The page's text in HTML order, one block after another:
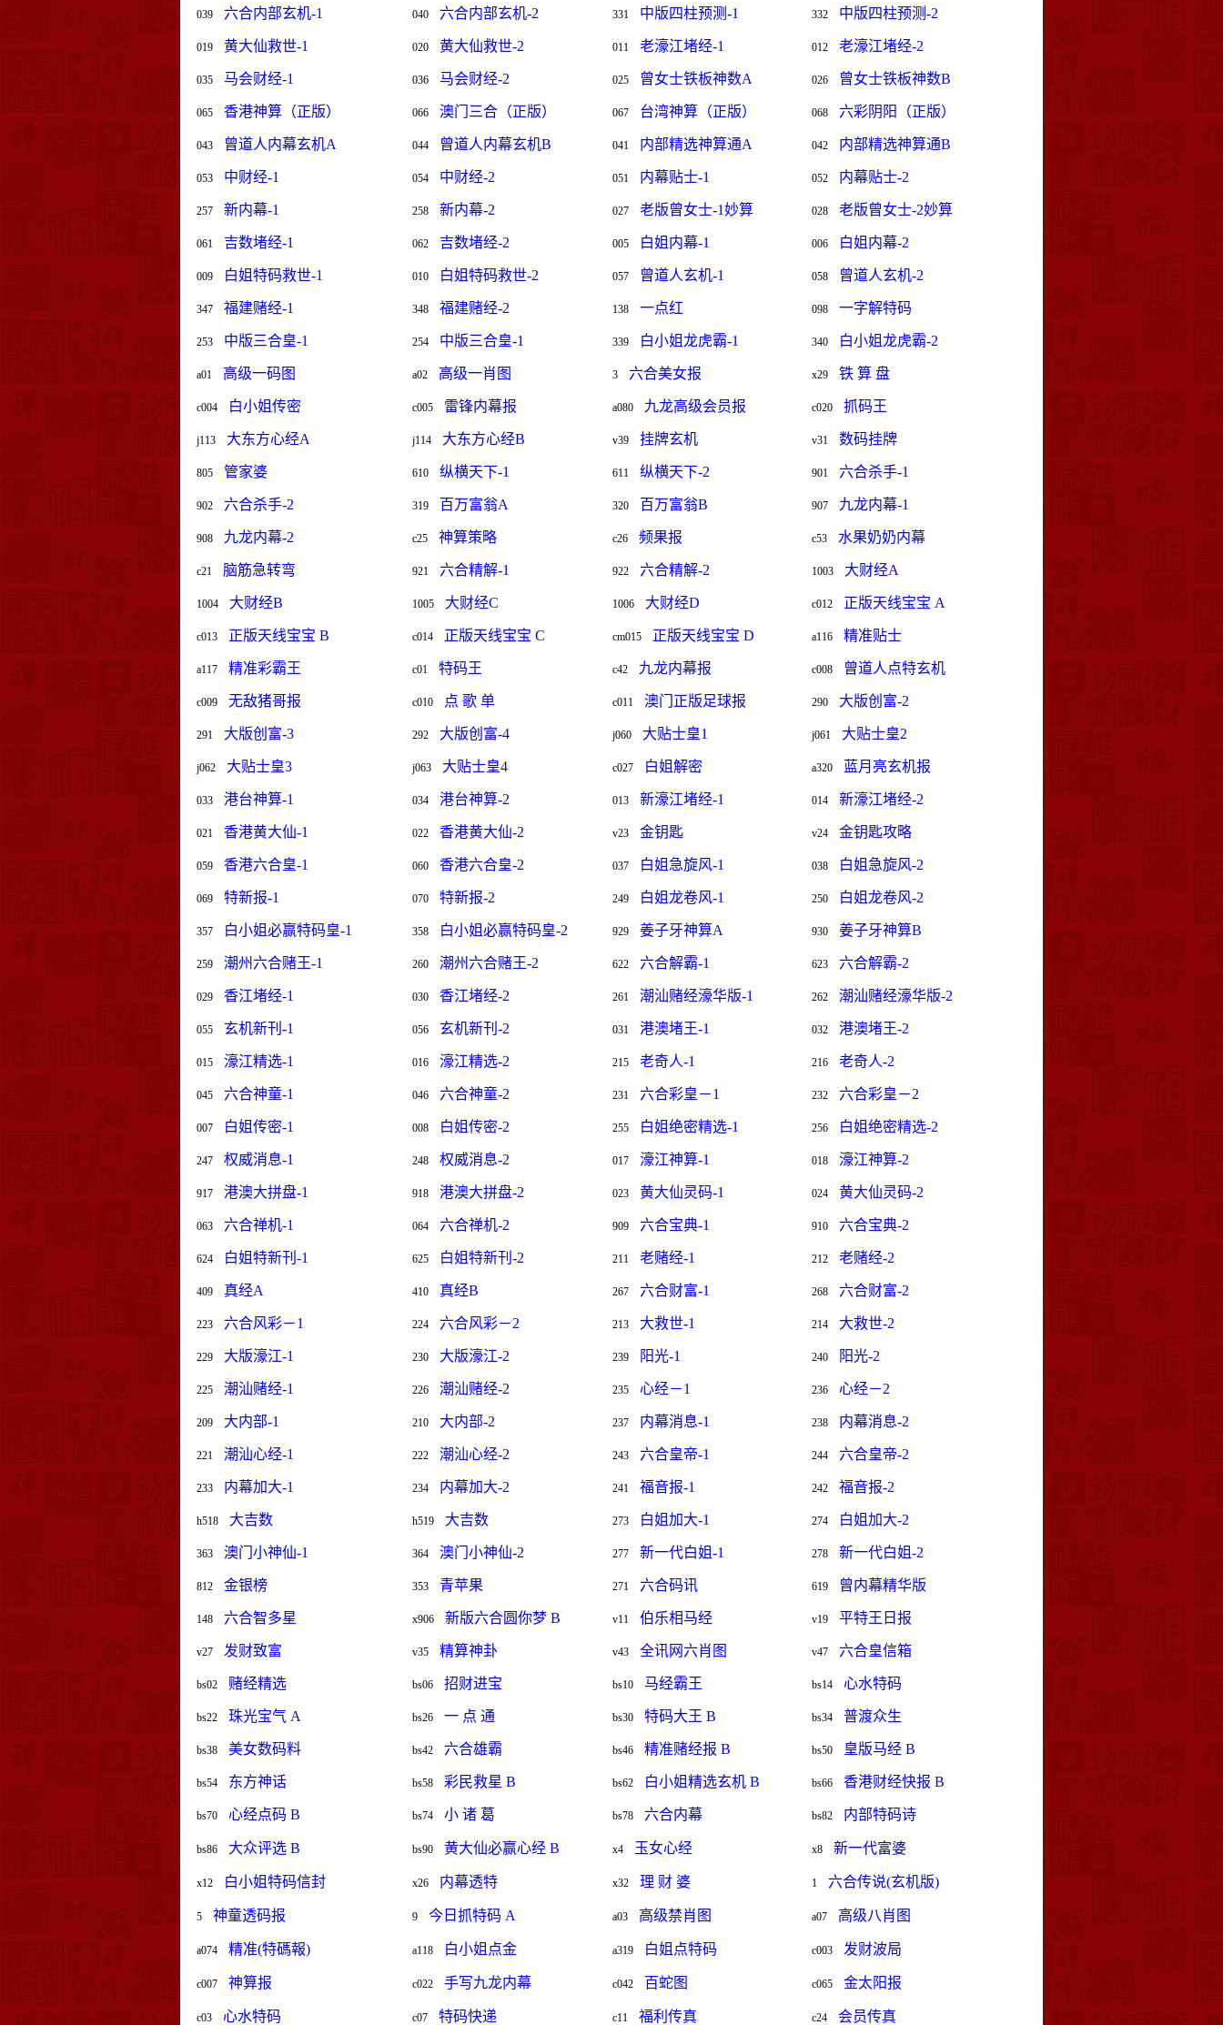
039 六合内部玄机-1 040 六合内部玄机-2 331 中版四柱预测-1 332 中版四柱预测-2
019 黄大仙救世-1 020 黄大仙救世-2 011 老濠江堵经-1 012 老濠江堵经-2
035 马会财经-1 036 马会财经-2 025 曾女士铁板神数A 026 曾女士铁板神数B
065 香港神算（正版） 066 澳门三合（正版） 067 台湾神算（正版） 068 六彩阴阳（正版）
043 曾道人内幕玄机A 044 曾道人内幕玄机B 041 内部精选神算通A 042 内部精选神算通B
053 中财经-1 054 中财经-2 051 内幕贴士-1 052 内幕贴士-2
257 新内幕-1 258 新内幕-2 027 老版曾女士-1妙算 028 老版曾女士-2妙算
061 吉数堵经-1 062 吉数堵经-2 005 白姐内幕-1 006 白姐内幕-2
009 白姐特码救世-1 010 白姐特码救世-2 057 曾道人玄机-1 058 曾道人玄机-2
347 福建赌经-1 348 福建赌经-2 138 一点红 098 一字解特码
253 中版三合皇-1 254 中版三合皇-1 339 白小姐龙虎霸-1 340 白小姐龙虎霸-2
a01 高级一码图 a02 高级一肖图 3 六合美女报 x29 铁 算 盘
c004 白小姐传密 c005 雷锋内幕报 a080 九龙高级会员报 c020 抓码王
j113 大东方心经A j114 大东方心经B v39 挂牌玄机 v31 数码挂牌
805 管家婆 610 纵横天下-1 611 纵横天下-2 901 六合杀手-1
902 六合杀手-2 319 百万富翁A 320 百万富翁B 907 九龙内幕-1
908 九龙内幕-2 c25 神算策略 c26 频果报 c53 水果奶奶内幕
c21 脑筋急转弯 921 六合精解-1 922 六合精解-2 1003 大财经A
1004 大财经B 1005 大财经C 1006 大财经D c012 正版天线宝宝 A
c013 正版天线宝宝 B c014 正版天线宝宝 C cm015 正版天线宝宝 D a116 精准贴士
a117 精准彩霸王 c01 特码王 c42 九龙内幕报 c008 曾道人点特玄机
c009 无敌猪哥报 c010 点 歌 单 c011 澳门正版足球报 290 大版创富-2
291 大版创富-3 292 大版创富-4 j060 大贴士皇1 j061 大贴士皇2
j062 大贴士皇3 j063 大贴士皇4 c027 白姐解密 a320 蓝月亮玄机报
033 港台神算-1 034 港台神算-2 013 新濠江堵经-1 014 新濠江堵经-2
021 香港黄大仙-1 022 香港黄大仙-2 v23 金钥匙 v24 金钥匙攻略
059 香港六合皇-1 060 香港六合皇-2 037 白姐急旋风-1 038 白姐急旋风-2
069 特新报-1 070 特新报-2 249 白姐龙卷风-1 250 白姐龙卷风-2
357 白小姐必赢特码皇-1 358 白小姐必赢特码皇-2 929 姜子牙神算A 930 姜子牙神算B
259 潮州六合赌王-1 260 潮州六合赌王-2 622 六合解霸-1 623 六合解霸-2
029 香江堵经-1 030 香江堵经-2 261 潮汕赌经濠华版-1 262 潮汕赌经濠华版-2
055 玄机新刊-1 056 玄机新刊-2 031 港澳堵王-1 032 港澳堵王-2
015 濠江精选-1 016 濠江精选-2 215 老奇人-1 216 老奇人-2
045 六合神童-1 046 六合神童-2 231 六合彩皇－1 232 六合彩皇－2
007 白姐传密-1 008 白姐传密-2 255 白姐绝密精选-1 256 白姐绝密精选-2
247 权威消息-1 248 权威消息-2 017 濠江神算-1 018 濠江神算-2
917 港澳大拼盘-1 918 港澳大拼盘-2 023 黄大仙灵码-1 024 黄大仙灵码-2
063 六合禅机-1 064 六合禅机-2 909 六合宝典-1 910 六合宝典-2
624 白姐特新刊-1 625 白姐特新刊-2 211 老赌经-1 212 老赌经-2
409 真经A 410 真经B 267 六合财富-1 268 六合财富-2
223 六合风彩－1 224 六合风彩－2 213 大救世-1 214 大救世-2
229 大版濠江-1 230 大版濠江-2 239 阳光-1 240 阳光-2
225 潮汕赌经-1 226 潮汕赌经-2 235 心经－1 236 心经－2
209 大内部-1 210 大内部-2 237 内幕消息-1 238 内幕消息-2
221 潮汕心经-1 222 潮汕心经-2 243 六合皇帝-1 244 六合皇帝-2
233 内幕加大-1 234 内幕加大-2 241 福音报-1 242 福音报-2
h518 大吉数 h519 大吉数 273 白姐加大-1 274 白姐加大-2
363 澳门小神仙-1 364 澳门小神仙-2 277 新一代白姐-1 278 新一代白姐-2
812 金银榜 353 青苹果 271 六合码讯 619 曾内幕精华版
148 六合智多星 x906 新版六合圆你梦 B v11 伯乐相马经 v19 平特王日报
v27 发财致富 v35 精算神卦 v43 全讯网六肖图 v47 六合皇信箱
bs02 赌经精选 bs06 招财进宝 bs10 马经霸王 bs14 心水特码
bs22 珠光宝气 A bs26 一 点 通 bs30 特码大王 B bs34 普渡众生
bs38 美女数码料 bs42 六合雄霸 bs46 精准赌经报 B bs50 皇版马经 B
bs54 东方神话 bs58 彩民救星 B bs62 白小姐精选玄机 B bs66 香港财经快报 B
bs70 心经点码 B bs74 小 诸 葛 bs78 六合内幕 bs82 内部特码诗
bs86 大众评选 B bs90 黄大仙必赢心经 B x4 玉女心经 x8 新一代富婆
x12 白小姐特码信封 x26 内幕透特 x32 理 财 婆 1 六合传说(玄机版)
5 神童透码报 9 今日抓特码 A a03 高级禁肖图 a07 高级八肖图
a074 精准(特碼報) a118 白小姐点金 a319 白姐点特码 c003 发财波局
c007 神算报 c022 手写九龙内幕 c042 百蛇图 c065 金太阳报
c03 心水特码 c07 特码快递 c11 福利传真 c24 会员传真